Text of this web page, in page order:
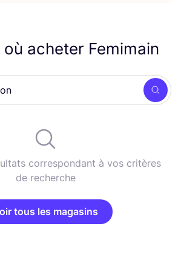
acheter Femimain
correspondant à vos critères
de recherche
tous les magasins